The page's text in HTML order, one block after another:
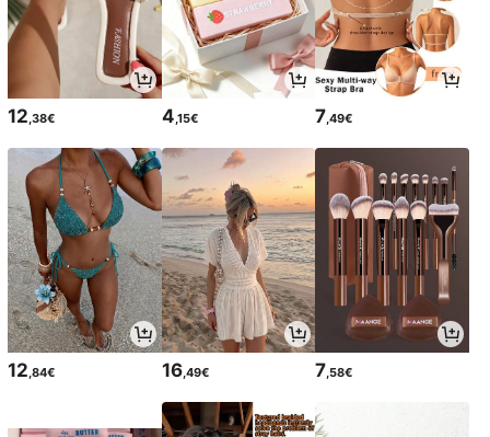
12,38€ 4,15€ 7,49€
12,84€ 16,49€ 7,58€